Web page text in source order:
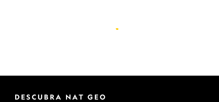
DESCUBRA NAT GEO